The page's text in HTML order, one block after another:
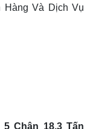
Hàng Và Dịch Vụ
Chân 18.3 Tấn